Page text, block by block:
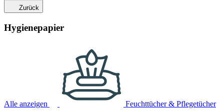
Zurück
Hygienepapier
Alle anzeigen Feuchttücher & Pflegetücher